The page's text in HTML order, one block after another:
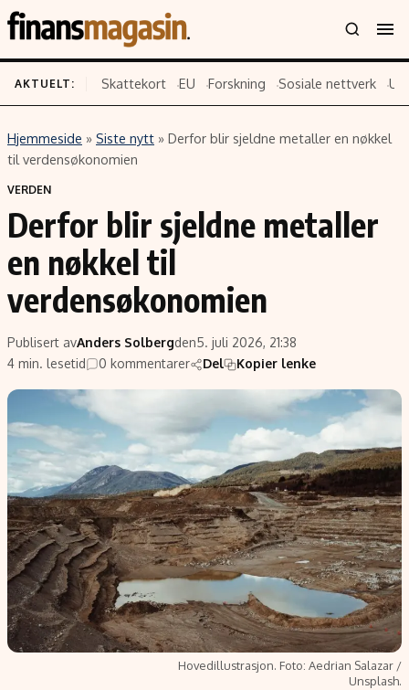
Innhold
Siste nytt
Eiendom
Energi og klima
Finans
Fritid
Verden
Emner
Økonomi
Politikk
Teknologi
Aksjer
Forskning
Google
Kunstig intelligens
Infrastruktur
BitCoin
EU-Kommisjonen
Grønt skifte
Retningslinjer
Personvernerklæring
Annonsepolicy
Brukervilkår
Cookiepolicy
Retningslinjer for rettelser
Redaksjonell policy
AKTUELT: Skattekort EU Forskning Sosiale nettverk
Hjemmeside » Siste nytt » Derfor blir sjeldne metaller en nøkkel
til verdensøkonomien
VERDEN
Derfor blir sjeldne metaller
en nøkkel til
verdensøkonomien
Publisert avAnders Solbergden5. juli 2026, 21:38
4 min. lesetid
0 kommentarer Del Kopier lenke
Hovedillustrasjon. Foto: Aedrian Salazar /
Unsplash.